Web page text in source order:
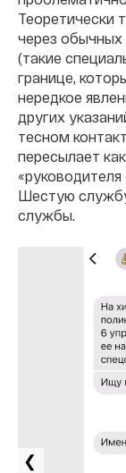
Теоретически
через обычных
(такие
границе,
нередкое
других
тесном
пересылает
Шестую
службы.
❮